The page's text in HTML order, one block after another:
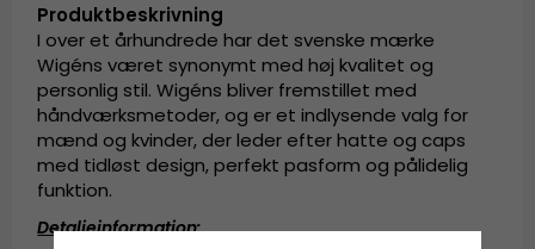
Produktbeskrivning
I over et århundrede har det svenske mærke
Wigéns været synonymt med høj kvalitet og
personlig stil. Wigéns bliver fremstillet med
håndværksmetoder, og er et indlysende valg for
mænd og kvinder, der leder efter hatte og caps
med tidløst design, perfekt pasform og pålidelig
funktion.
Detaljeinformation: